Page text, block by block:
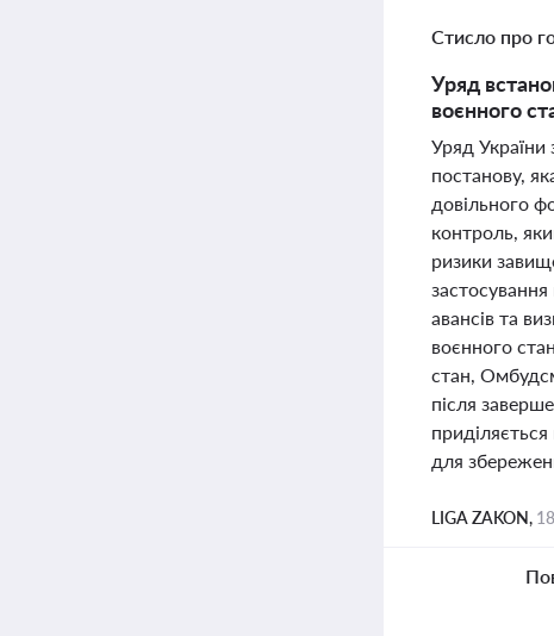
Стисло про
Уряд
воєнного
Уряд України
постанову,
довільного
контроль,
ризики
авансів та
воєнного
стан,
після
для
LIGA ZAKON,